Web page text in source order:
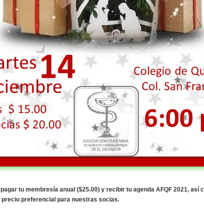
tu membresía anual ($25.00) y recibir tu agenda AFQF 2021, así
precio preferencial para nuestras socias.